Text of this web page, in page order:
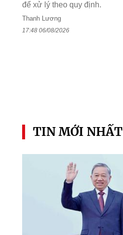
để xử lý theo quy định.
Thanh Lương
17:48 06/08/2026
TIN MỚI NHẤT